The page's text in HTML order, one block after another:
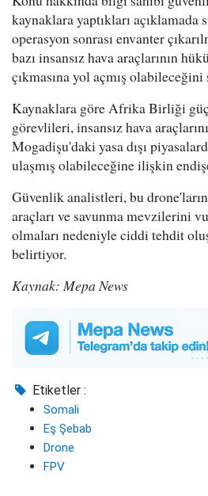
kaynaklara yaptıkları açıklamada
operasyon sonrası envanter
bazı insansız hava araçlarının
çıkmasına yol açmış olabileceğini
Kaynaklara göre Afrika Birliği
görevlileri, insansız hava
Mogadişu'daki yasa dışı
ulaşmış olabileceğine ilişkin
Güvenlik analistleri, bu
araçları ve savunma mevzilerini
olmaları nedeniyle ciddi tehdit
belirtiyor.
Kaynak: Mepa News
Etiketler :
Somali
Eş Şebab
Drone
FPV